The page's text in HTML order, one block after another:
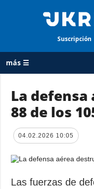
Suscripción
más ☰
TODAS LAS
Guerra
de Ucrania
Política
La
88 de los
04.02.2026 10:05
Las fuerzas de